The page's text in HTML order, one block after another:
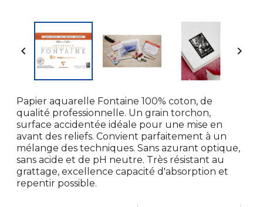
 
Papier aquarelle Fontaine 100% coton, de
qualité professionnelle. Un grain torchon,
surface accidentée idéale pour une mise en
avant des reliefs. Convient parfaitement à un
mélange des techniques. Sans azurant optique,
sans acide et de pH neutre. Très résistant au
grattage, excellence capacité d'absorption et
repentir possible.